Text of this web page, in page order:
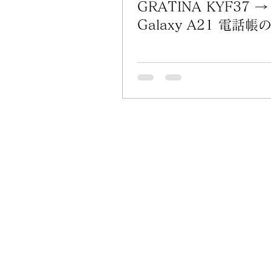
GRATINA KYF37 →
Galaxy A21 電話帳